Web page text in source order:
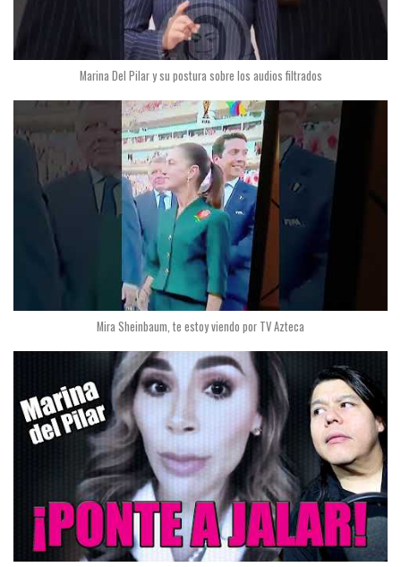
Marina Del Pilar y su postura sobre los audios filtrados
Mira Sheinbaum, te estoy viendo por TV Azteca